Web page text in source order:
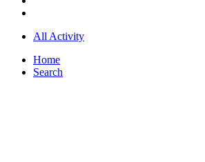
All Activity
Home
Search